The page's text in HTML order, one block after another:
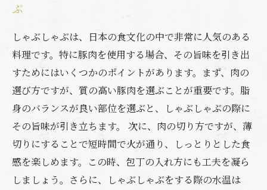
ぶ
しゃぶしゃぶは、日本の食文化の中で非常に人気のある
料理です。特に豚肉を使用する場合、その旨味を引き出
すためにはいくつかのポイントがあります。まず、肉の
選び方ですが、質の高い豚肉を選ぶことが重要です。脂
身のバランスが良い部位を選ぶと、しゃぶしゃぶの際に
その旨味が引き立ちます。 次に、肉の切り方ですが、薄
切りにすることで短時間で火が通り、しっとりとした食
感を楽しめます。この時、包丁の入れ方にも工夫を凝ら
しましょう。さらに、しゃぶしゃぶをする際の水温は